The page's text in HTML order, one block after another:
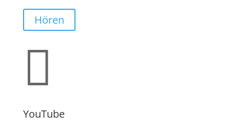
Hören

YouTube